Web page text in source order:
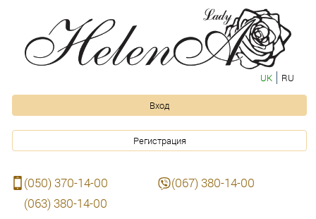
UK RU
Вход
Регистрация
(050) 370-14-00
(067) 380-14-00
(063) 380-14-00